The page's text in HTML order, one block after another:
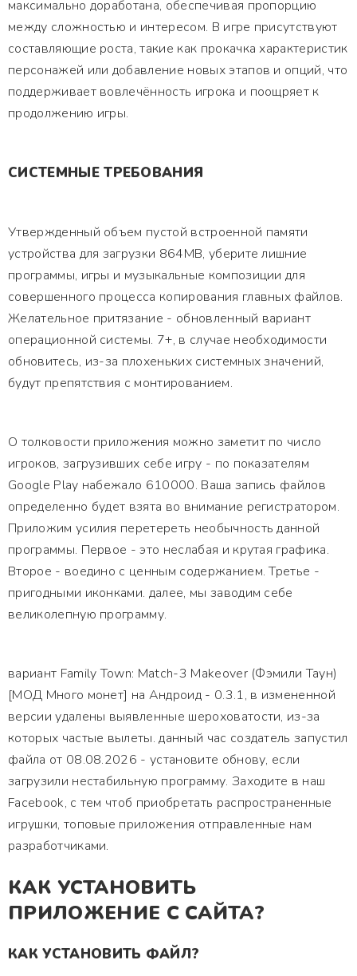
максимально доработана, обеспечивая пропорцию
между сложностью и интересом. В игре присутствуют
составляющие роста, такие как прокачка характеристик
персонажей или добавление новых этапов и опций, что
поддерживает вовлечённость игрока и поощряет к
продолжению игры.
СИСТЕМНЫЕ ТРЕБОВАНИЯ
Утвержденный объем пустой встроенной памяти
устройства для загрузки 864MB, уберите лишние
программы, игры и музыкальные композиции для
совершенного процесса копирования главных файлов.
Желательное притязание - обновленный вариант
операционной системы. 7+, в случае необходимости
обновитесь, из-за плохеньких системных значений,
будут препятствия с монтированием.
О толковости приложения можно заметит по число
игроков, загрузивших себе игру - по показателям
Google Play набежало 610000. Ваша запись файлов
определенно будет взята во внимание регистратором.
Приложим усилия перетереть необычность данной
программы. Первое - это неслабая и крутая графика.
Второе - воедино с ценным содержанием. Третье -
пригодными иконками. далее, мы заводим себе
великолепную программу.
вариант Family Town: Match-3 Makeover (Фэмили Таун)
[МОД Много монет] на Андроид - 0.3.1, в измененной
версии удалены выявленные шероховатости, из-за
которых частые вылеты. данный час создатель запустил
файла от 08.08.2026 - установите обнову, если
загрузили нестабильную программу. Заходите в наш
Facebook, с тем чтоб приобретать распространенные
игрушки, топовые приложения отправленные нам
разработчиками.
КАК УСТАНОВИТЬ
ПРИЛОЖЕНИЕ С САЙТА?
КАК УСТАНОВИТЬ ФАЙЛ?